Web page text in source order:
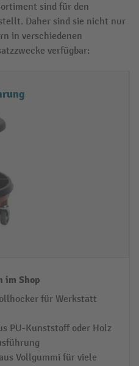
sind für den
Daher sind sie nicht nur
in verschiedenen
verfügbar:
für Werkstatt
PU-Kunststoff oder Holz
Vollgummi für viele